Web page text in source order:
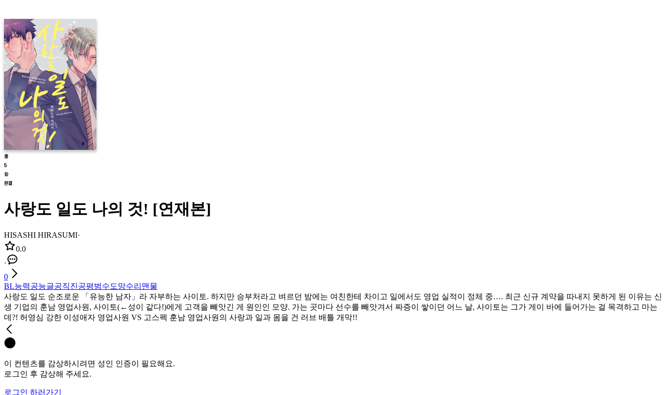
사랑도 일도 나의 것! [연재본]
HISASHI HIRASUMI·
0.0
·
0
BL능력공능글공직진공평범수도망수리맨물
사랑도 일도 순조로운 「유능한 남자」라 자부하는 사이토. 하지만 승부처라고 벼르던 밤에는 여친한테 차이고 일에서도 영업 실적이 정체 중…. 최근 신규 계약을 따내지 못하게 된 이유는 신
생 기업의 훈남 영업사원, 사이토(←성이 같다!)에게 고객을 빼앗긴 게 원인인 모양. 가는 곳마다 선수를 빼앗겨서 짜증이 쌓이던 어느 날, 사이토는 그가 게이 바에 들어가는 걸 목격하고 마는
데?! 허영심 강한 이성애자 영업사원 VS 고스펙 훈남 영업사원의 사랑과 일과 몸을 건 러브 배틀 개막!!
이 컨텐츠를 감상하시려면 성인 인증이 필요해요.
로그인 후 감상해 주세요.
로그인 하러가기